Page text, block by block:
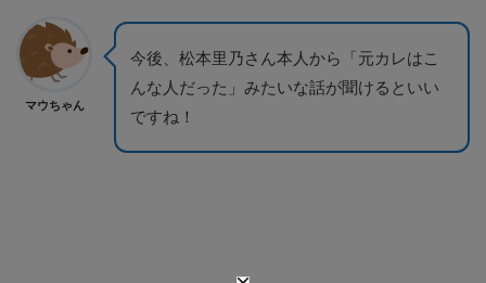
マウちゃん
今後、松本里乃さん本人から「元カレはこ
んな人だった」みたいな話が聞けるといい
ですね！